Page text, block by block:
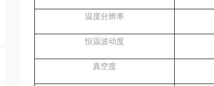
温度分辨率
恒温波动度
真空度